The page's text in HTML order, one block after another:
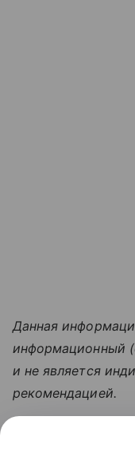
Данная
информационный
и не является
рекомендацией.
Выручка: что